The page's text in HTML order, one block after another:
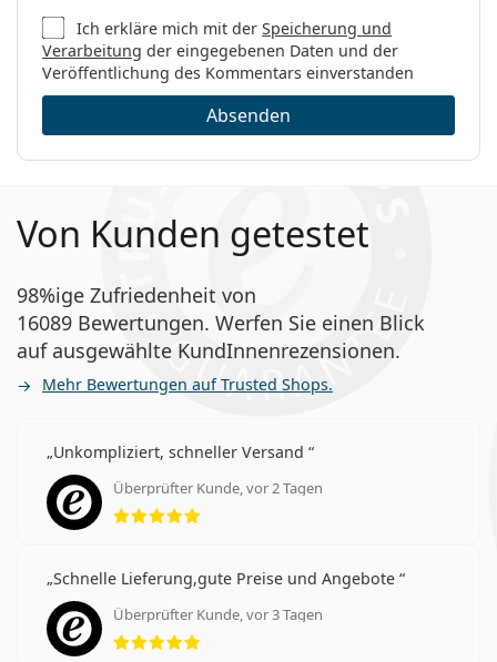
Ich erkläre mich mit derSpeicherung und
Verarbeitung der eingegebenen Daten und der
Veröffentlichung des Kommentars einverstanden
Absenden
Von Kunden getestet
98%ige Zufriedenheit von
16089 Bewertungen. Werfen Sie einen Blick
auf ausgewählte KundInnenrezensionen.
Mehr Bewertungen auf Trusted Shops.
Unkompliziert, schneller Versand
Überprüfter Kunde, vor 2 Tagen
Bewertung 5 aus 5
Schnelle Lieferung,gute Preise und Angebote
Überprüfter Kunde, vor 3 Tagen
Bewertung 5 aus 5